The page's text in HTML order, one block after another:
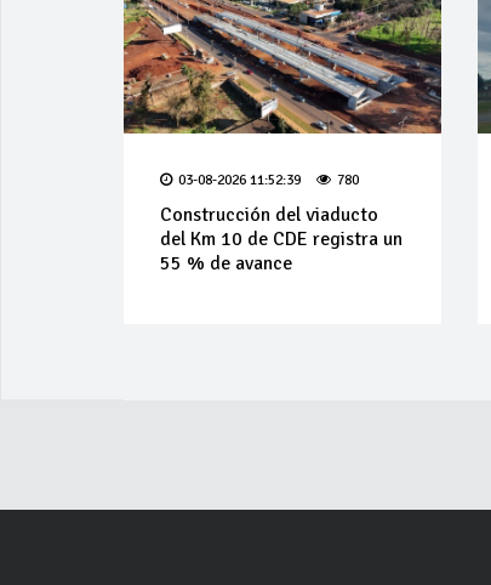
03-08-2026 11:52:39 780
Construcción del viaducto
del Km 10 de CDE registra un
55 % de avance